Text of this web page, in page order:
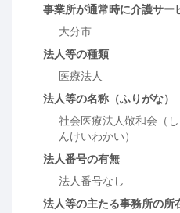
事業所が通常時に介護サー
大分市
法人等の種類
医療法人
法人等の名称（ふりがな）
社会医療法人敬和会（
んけいわかい）
法人番号の有無
法人番号なし
法人等の主たる事務所の所